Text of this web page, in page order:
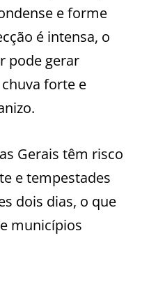
e forme
é intensa, o
pode gerar
forte e
Gerais têm risco
e tempestades
dois dias, o que
municípios